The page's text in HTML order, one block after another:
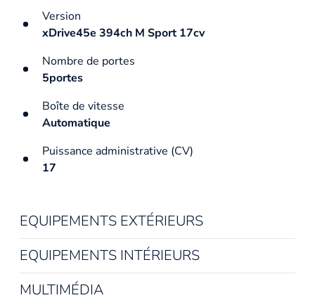
Version
xDrive45e 394ch M Sport 17cv
Nombre de portes
5portes
Boîte de vitesse
Automatique
Puissance administrative (CV)
17
EQUIPEMENTS EXTÉRIEURS
EQUIPEMENTS INTÉRIEURS
MULTIMÉDIA